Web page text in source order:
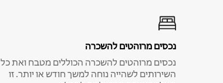
נכסים מרוהטים להשכרה
נכסים מרוהטים להשכרה הכוללים מטבח ואת כל
השירותים לשהייה נוחה למשך חודש או יותר. זו